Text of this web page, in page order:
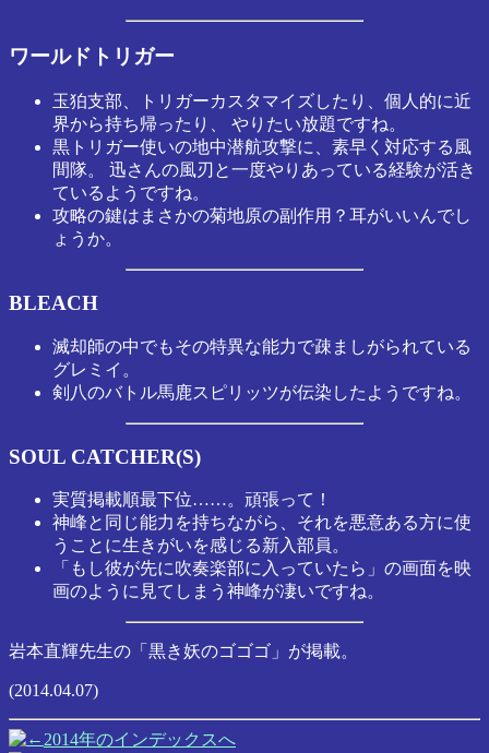
ワールドトリガー
玉狛支部、トリガーカスタマイズしたり、個人的に近
界から持ち帰ったり、 やりたい放題ですね。
黒トリガー使いの地中潜航攻撃に、素早く対応する風
間隊。 迅さんの風刃と一度やりあっている経験が活き
ているようですね。
攻略の鍵はまさかの菊地原の副作用？耳がいいんでし
ょうか。
BLEACH
滅却師の中でもその特異な能力で疎ましがられている
グレミイ。
剣八のバトル馬鹿スピリッツが伝染したようですね。
SOUL CATCHER(S)
実質掲載順最下位……。頑張って！
神峰と同じ能力を持ちながら、それを悪意ある方に使
うことに生きがいを感じる新入部員。
「もし彼が先に吹奏楽部に入っていたら」の画面を映
画のように見てしまう神峰が凄いですね。
岩本直輝先生の「黒き妖のゴゴゴ」が掲載。
(2014.04.07)
2014年のインデックスへ